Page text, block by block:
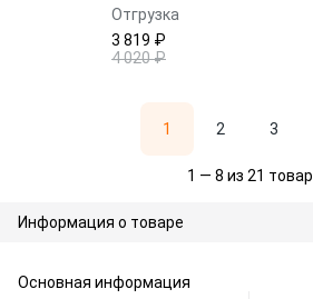
Отгрузка
3 819 ₽
4 020 ₽
1 2 3
1 — 8 из 21 товар
Информация о товаре
Основная информация